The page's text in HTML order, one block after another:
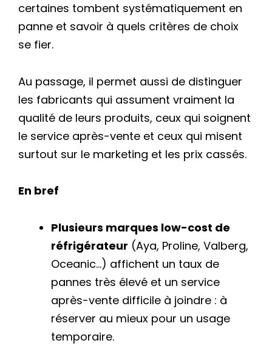
certaines tombent systématiquement en
panne et savoir à quels critères de choix
se fier.
Au passage, il permet aussi de distinguer
les fabricants qui assument vraiment la
qualité de leurs produits, ceux qui soignent
le service après-vente et ceux qui misent
surtout sur le marketing et les prix cassés.
En bref
Plusieurs marques low-cost de
réfrigérateur (Aya, Proline, Valberg,
Oceanic…) affichent un taux de
pannes très élevé et un service
après-vente difficile à joindre : à
réserver au mieux pour un usage
temporaire.